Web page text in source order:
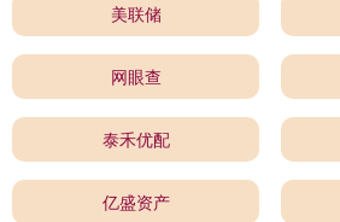
美联储
网眼查
泰禾优配
亿盛资产